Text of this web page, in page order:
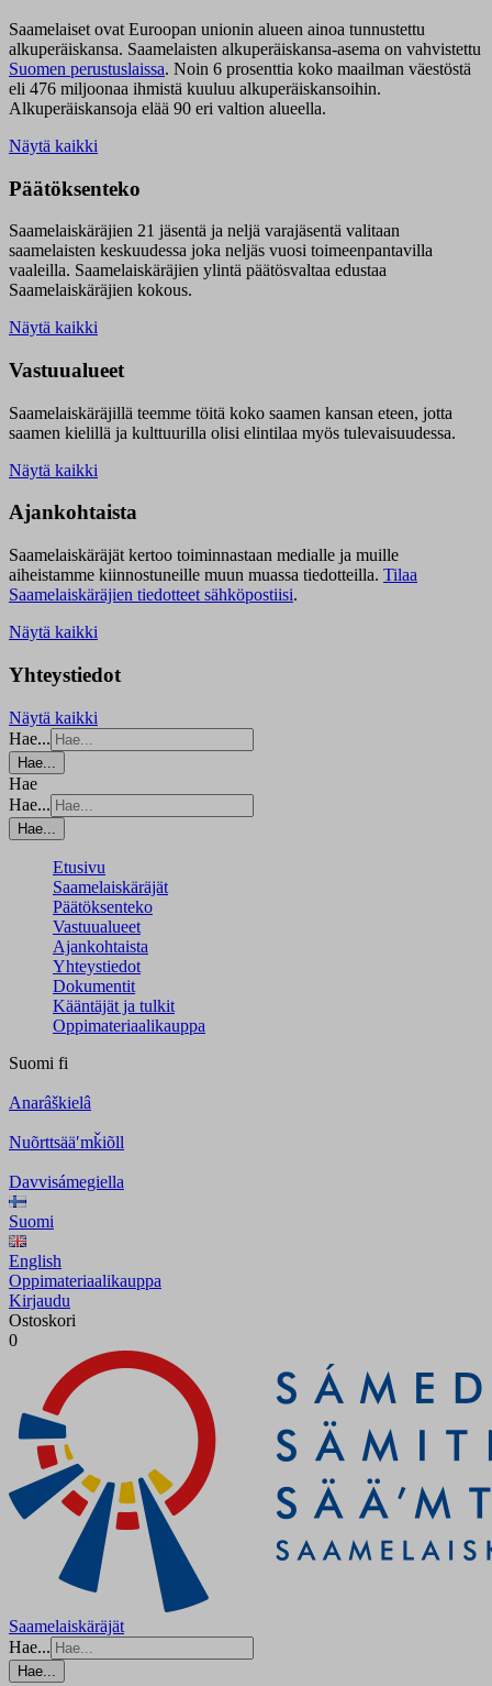
Saamelaiset ovat Euroopan unionin alueen ainoa tunnustettu
alkuperäiskansa. Saamelaisten alkuperäiskansa-asema on vahvistettu
Suomen perustuslaissa. Noin 6 prosenttia koko maailman väestöstä
eli 476 miljoonaa ihmistä kuuluu alkuperäiskansoihin.
Alkuperäiskansoja elää 90 eri valtion alueella.
Näytä kaikki
Päätöksenteko
Saamelaiskäräjien 21 jäsentä ja neljä varajäsentä valitaan
saamelaisten keskuudessa joka neljäs vuosi toimeenpantavilla
vaaleilla. Saamelaiskäräjien ylintä päätösvaltaa edustaa
Saamelaiskäräjien kokous.
Näytä kaikki
Vastuualueet
Saamelaiskäräjillä teemme töitä koko saamen kansan eteen, jotta
saamen kielillä ja kulttuurilla olisi elintilaa myös tulevaisuudessa.
Näytä kaikki
Ajankohtaista
Saamelaiskäräjät kertoo toiminnastaan medialle ja muille
aiheistamme kiinnostuneille muun muassa tiedotteilla. Tilaa
Saamelaiskäräjien tiedotteet sähköpostiisi.
Näytä kaikki
Yhteystiedot
Näytä kaikki
Hae...
Hae...
Hae
Hae...
Hae...
Etusivu
Saamelaiskäräjät
Päätöksenteko
Vastuualueet
Ajankohtaista
Yhteystiedot
Dokumentit
Kääntäjät ja tulkit
Oppimateriaalikauppa
Suomi fi
Anarâškielâ
Nuõrttsääʹmǩiõll
Davvisámegiella
Suomi
English
Oppimateriaalikauppa
Kirjaudu
Ostoskori
0
Saamelaiskäräjät
Hae...
Hae...